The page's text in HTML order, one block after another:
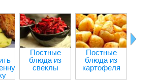
Постные
блюда из
свеклы
Постные
блюда из
картофеля